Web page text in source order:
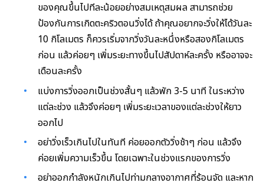
ของคุณขึ้นไปทีละน้อยอย่างสมเหตุสมผล สามารถช่วย
ป้องกันการเกิดตะคริวตอนวิ่งได้ ถ้าคุณอยากจะวิ่งให้ได้วันละ
10 กิโลเมตร ก็ควรเริ่มจากวิ่งวันละหนึ่งหรือสองกิโลเมตร
ก่อน แล้วค่อยๆ เพิ่มระยะทางขึ้นไปสัปดาห์ละครั้ง หรืออาจจะ
เดือนละครั้ง
แบ่งการวิ่งออกเป็นช่วงสั้นๆ แล้วพัก 3-5 นาที ในระหว่าง
แต่ละช่วง แล้วจึงค่อยๆ เพิ่มระยะเวลาของแต่ละช่วงให้ยาว
ออกไป
อย่าวิ่งเร็วเกินไปในทันที ค่อยออกตัววิ่งช้าๆ ก่อน แล้วจึง
ค่อยเพิ่มความเร็วขึ้น โดยเฉพาะในช่วงแรกของการวิ่ง
อย่าออกกำลังหนักเกินไปท่ามกลางอากาศที่ร้อนจัด และหาก